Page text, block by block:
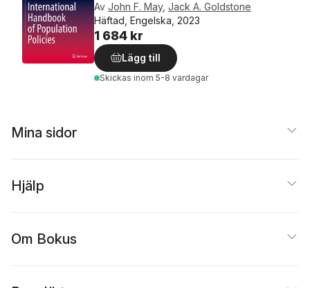
Av John F. May, Jack A. Goldstone
Häftad, Engelska, 2023
1 684 kr
Lägg till
Skickas inom 5-8 vardagar
Mina sidor
Hjälp
Om Bokus